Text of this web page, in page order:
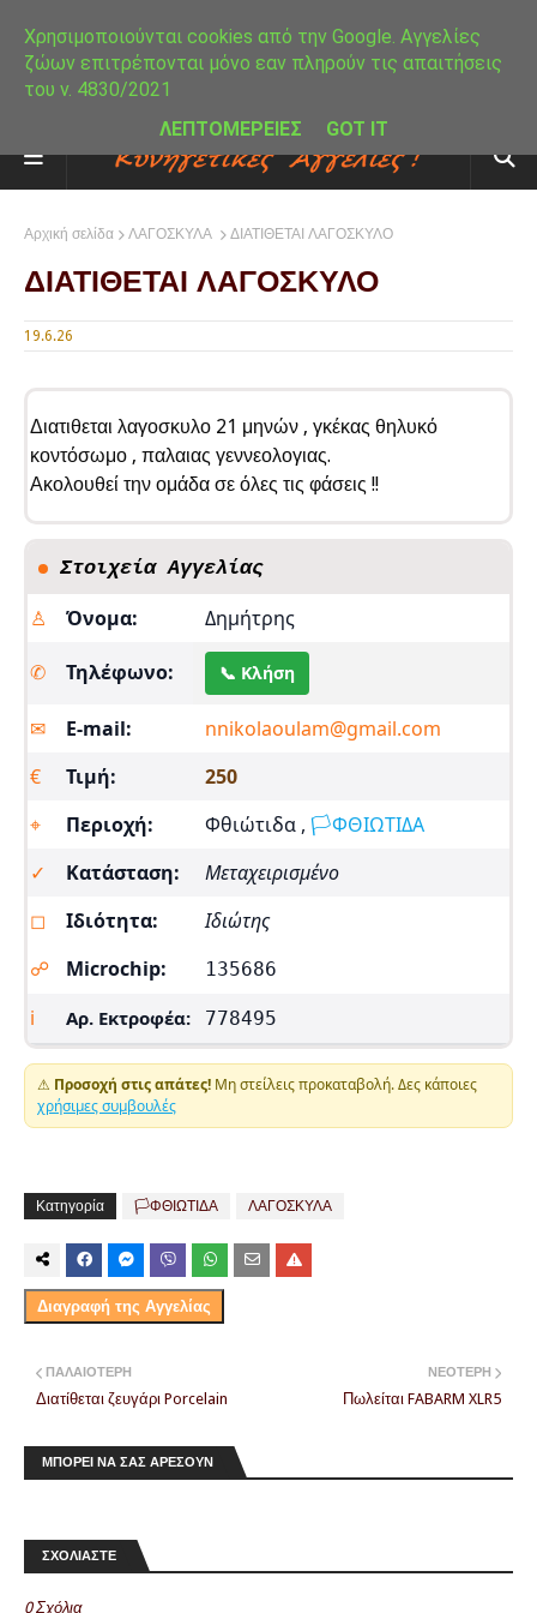
Αρχική σελίδα ΛΑΓΟΣΚΥΛΑ ΔΙΑΤΙΘΕΤΑΙ ΛΑΓΟΣΚΥΛΟ
ΔΙΑΤΙΘΕΤΑΙ ΛΑΓΟΣΚΥΛΟ
19.6.26
Διατιθεται λαγοσκυλο 21 μηνών , γκέκας θηλυκό
κοντόσωμο , παλαιας γεννεολογιας.
Ακολουθεί την ομάδα σε όλες τις φάσεις !!
Στοιχεία Αγγελίας
♙ Όνομα: Δημήτρης
✆ Τηλέφωνο: 📞 Κλήση
✉︎ E-mail:
nnikolaoulam@gmail.com
€
Τιμή:
250
⌖
Περιοχή: Φθιώτιδα , 🏳️ΦΘΙΩΤΙΔΑ
✓
Κατάσταση:
Μεταχειρισμένο
◻
Ιδιότητα:
Ιδιώτης
☍
Microchip: 135686
ℹ Αρ. Εκτροφέα: 778495
⚠ Προσοχή στις απάτες! Μη στείλεις προκαταβολή. Δες κάποιες
χρήσιμες συμβουλές
Κατηγορία 🏳️ΦΘΙΩΤΙΔΑ ΛΑΓΟΣΚΥΛΑ
Διαγραφή της Αγγελίας
ΝΕΌΤΕΡΗ
Πωλείται FABARM XLR5
ΠΑΛΑΙΌΤΕΡΗ
Διατίθεται ζευγάρι Porcelain
ΜΠΟΡΕΙ ΝΑ ΣΑΣ ΑΡΕΣΟΥΝ
ΣΧΟΛΙΑΣΤΕ
0 Σχόλια
Χρησιμοποιούνται cookies από την Google. Αγγελίες
ζώων επιτρέπονται μόνο εαν πληρούν τις απαιτήσεις
του ν. 4830/2021
ΛΕΠΤΟΜΕΡΕΙΕΣ
GOT IT